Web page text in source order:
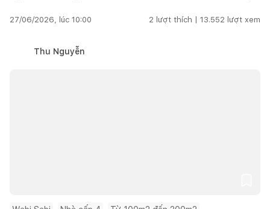
27/06/2026, lúc 10:00 2 lượt thích | 13.552 lượt xem
Thu Nguyễn